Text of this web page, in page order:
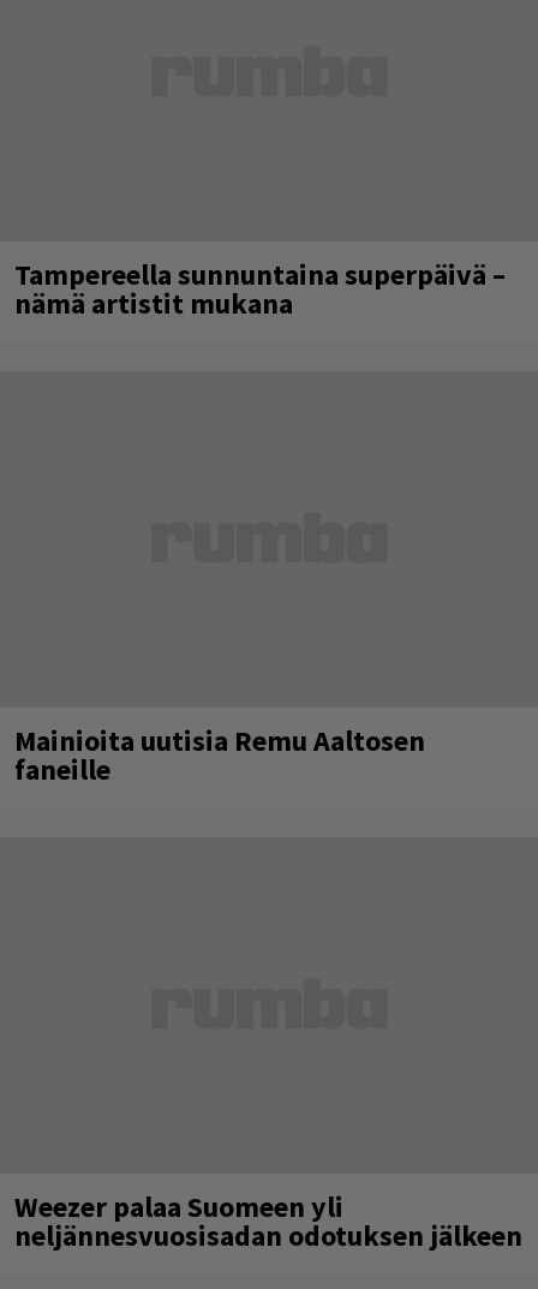
Tampereella sunnuntaina superpäivä –
nämä artistit mukana
Mainioita uutisia Remu Aaltosen
faneille
Weezer palaa Suomeen yli
neljännesvuosisadan odotuksen jälkeen